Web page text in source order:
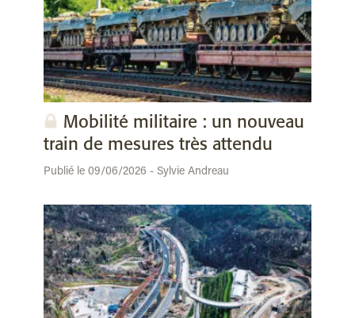
Mobilité militaire : un nouveau
train de mesures très attendu
Publié le 09/06/2026 - Sylvie Andreau